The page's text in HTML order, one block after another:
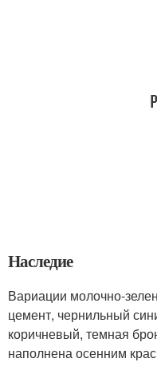
Наследие
Вариации молочно-
цемент, чернильный
коричневый, темная
наполнена осенним